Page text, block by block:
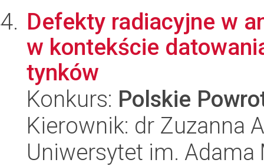
Defekty radiacyjne w
w kontekście
tynków
Konkurs: Polskie
Kierownik: dr Zuzanna
Uniwersytet im.